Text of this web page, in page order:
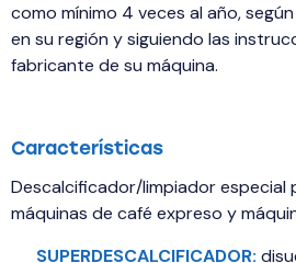
como mínimo 4 veces al año,
en su región y siguiendo las
fabricante de su máquina.
Características
Descalcificador/limpiador especial
máquinas de café expreso y
SUPERDESCALCIFICADOR: